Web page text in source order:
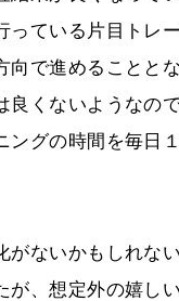
っている片目トレ
向で進めることと
良くないようなの
ングの時間を毎日
がないかもしれな
が、想定外の嬉し